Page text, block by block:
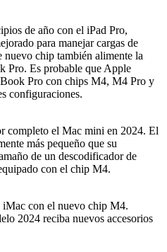
de año con el iPad Pro,
para manejar cargas de
nuevo chip también alimente la
Pro. Es probable que Apple
Pro con chips M4, M4 Pro y
configuraciones.
completo el Mac mini en 2024. El
más pequeño que su
de un descodificador de
con el chip M4.
iMac con el nuevo chip M4.
2024 reciba nuevos accesorios